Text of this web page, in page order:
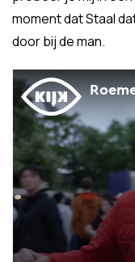
moment dat Staal
door bij de man.